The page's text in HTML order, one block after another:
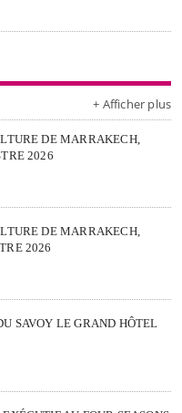
+ Afficher plus
DE MARRAKECH,
2026
DE MARRAKECH,
2026
SAVOY LE GRAND HÔTEL